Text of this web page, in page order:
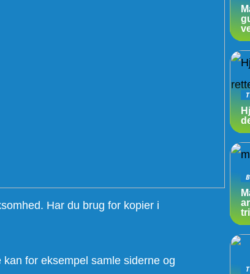
Har du brug for kopier i
for eksempel samle siderne og